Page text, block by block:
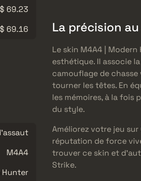
$ 69.23
$ 69.16
M4A4
Hunter
La précision
Le skin M4A4 |
esthétique. Il associe
camouflage de
tourner les têtes. En
les mémoires, à la fois
du style.
Améliorez votre jeu
réputation de force
trouver ce skin et
Strike.